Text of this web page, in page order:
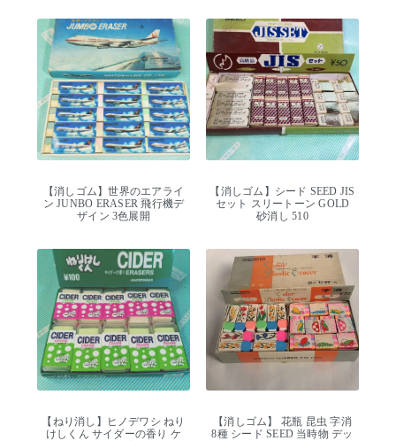
【消しゴム】世界のエアライ
ン JUNBO ERASER 飛行機デ
ザイン 3色展開
【消しゴム】シード SEED JIS
セット スリートーン GOLD
砂消し 510
【ねり消し】ヒノデワシ ねり
けしくん サイダーの香り ケ
【消しゴム】 花瓶 昆虫 字消
8種 シード SEED 当時物 デッ